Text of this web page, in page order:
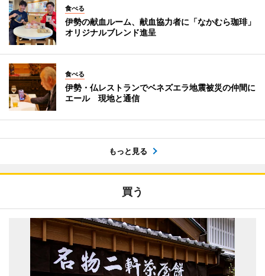
食べる
伊勢の献血ルーム、献血協力者に「なかむら珈琲」
オリジナルブレンド進呈
食べる
伊勢・仏レストランでベネズエラ地震被災の仲間に
エール 現地と通信
もっと見る
買う